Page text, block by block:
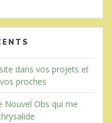
dans vos projets et
proches
Nouvel Obs qui me